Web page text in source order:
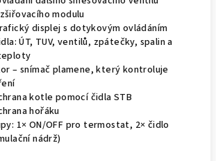
modulu
displej s dotykovým ovládáním
ÚT, TUV, ventilů, zpátečky, spalin a
– snímač plamene, který kontroluje
kotle pomocí čidla STB
hořáku
1× ON/OFF pro termostat, 2× čidlo
nádrž)